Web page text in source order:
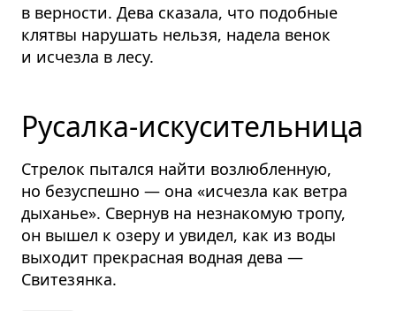
в верности. Дева сказала, что подобные
клятвы нарушать нельзя, надела венок
и исчезла в лесу.
Русалка-искусительница
Стрелок пытался найти возлюбленную,
но безуспешно — она «исчезла как ветра
дыханье». Свернув на незнакомую тропу,
он вышел к озеру и увидел, как из воды
выходит прекрасная водная дева —
Свитезянка.